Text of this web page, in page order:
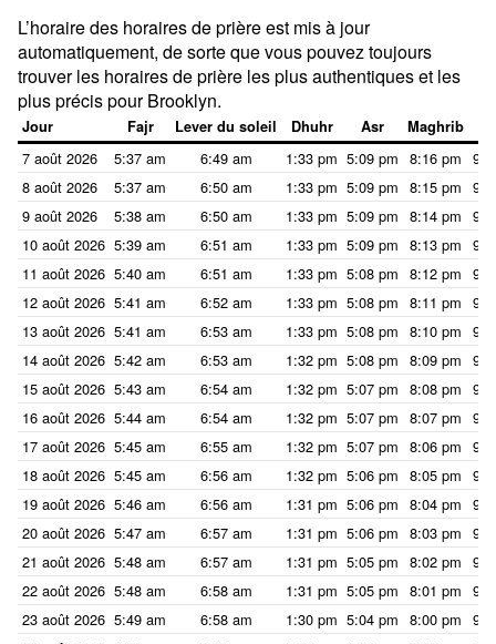
L’horaire des horaires de prière est mis à jour
automatiquement, de sorte que vous pouvez toujours
trouver les horaires de prière les plus authentiques et les
plus précis pour Brooklyn.
Jour Fajr Lever du soleil Dhuhr Asr Maghrib
7 août 2026 5:37 am 6:49 am 1:33 pm 5:09 pm 8:16 pm
8 août 2026
5:37 am 6:50 am 1:33 pm 5:09 pm 8:15 pm
9 août 2026
5:38 am 6:50 am 1:33 pm 5:09 pm 8:14 pm
10 août 2026 5:39 am 6:51 am 1:33 pm 5:09 pm 8:13 pm
11 août 2026 5:40 am 6:51 am 1:33 pm 5:08 pm 8:12 pm
12 août 2026 5:41 am 6:52 am 1:33 pm 5:08 pm 8:11 pm
13 août 2026 5:41 am 6:53 am 1:33 pm 5:08 pm 8:10 pm
14 août 2026 5:42 am 6:53 am 1:32 pm 5:08 pm 8:09 pm
15 août 2026 5:43 am 6:54 am 1:32 pm 5:07 pm 8:08 pm
16 août 2026 5:44 am 6:54 am 1:32 pm 5:07 pm 8:07 pm
17 août 2026 5:45 am 6:55 am 1:32 pm 5:07 pm 8:06 pm
18 août 2026 5:45 am 6:56 am 1:32 pm 5:06 pm 8:05 pm
19 août 2026 5:46 am 6:56 am 1:31 pm 5:06 pm 8:04 pm
20 août 2026 5:47 am 6:57 am 1:31 pm 5:06 pm 8:03 pm
21 août 2026 5:48 am 6:57 am 1:31 pm 5:05 pm 8:02 pm
22 août 2026 5:48 am 6:58 am 1:31 pm 5:05 pm 8:01 pm
23 août 2026 5:49 am 6:58 am 1:30 pm 5:04 pm 8:00 pm